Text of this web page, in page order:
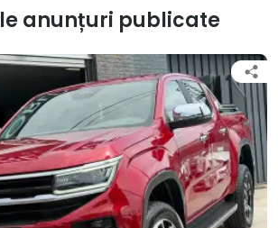
anunțuri publicate